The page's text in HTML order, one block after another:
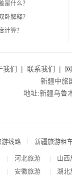
是什么？
卧解释？
计算？
我们 | 联系我们 |
新疆中旅
地址:新疆乌鲁
游线路 新疆旅游租
河北旅游 山西
安徽旅游 湖北